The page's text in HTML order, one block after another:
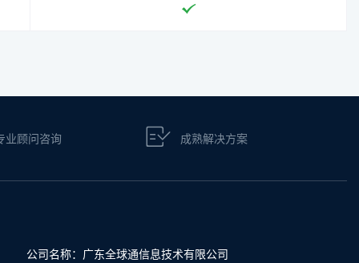
业顾问咨询 成熟解决方案
公司名称：广东全球通信息技术有限公司